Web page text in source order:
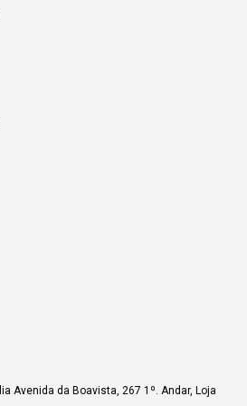
Avenida da Boavista, 267 1º. Andar, Loja